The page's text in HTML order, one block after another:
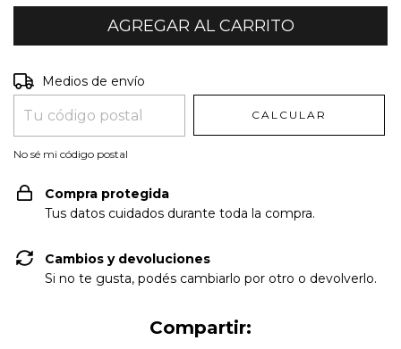
Entregas para el CP:
Medios de envío
CALCULAR
No sé mi código postal
Compra protegida
Tus datos cuidados durante toda la compra.
Cambios y devoluciones
Si no te gusta, podés cambiarlo por otro o devolverlo.
Compartir: